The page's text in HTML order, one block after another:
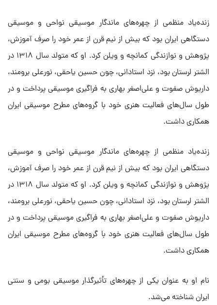
زنده‌یاد منظمی از چهره‌های ماندگار موسیقی نواحی و موسیقی
دستگاهی ایران بود که بیش از نیم قرن از عمر خود را صرف آموزش،
پژوهش و نوازندگی کمانچه و ویلن کرد. او که متولد سال ۱۳۱۸ در
الشتر لرستان بود، نزد استادانی، چون حسین یاحقی، نورعلی برومند،
داریوش صفوت و علی‌اصغر بهاری به فراگیری موسیقی پرداخت و در
طول سال‌های فعالیت هنری خود با گروه‌های مطرح موسیقی ایران
همکاری داشت.
زنده‌یاد منظمی از چهره‌های ماندگار موسیقی نواحی و موسیقی
دستگاهی ایران بود که بیش از نیم قرن از عمر خود را صرف آموزش،
پژوهش و نوازندگی کمانچه و ویلن کرد. او که متولد سال ۱۳۱۸ در
الشتر لرستان بود، نزد استادانی، چون حسین یاحقی، نورعلی برومند،
داریوش صفوت و علی‌اصغر بهاری به فراگیری موسیقی پرداخت و در
طول سال‌های فعالیت هنری خود با گروه‌های مطرح موسیقی ایران
همکاری داشت.
نام او به عنوان یکی از چهره‌های تأثیرگذار موسیقی بومی و سنتی
ایران شناخته می‌شد.